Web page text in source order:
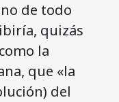
de todo
quizás
la
que «la
del